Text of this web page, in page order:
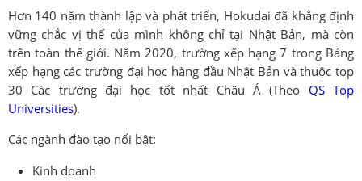
Hơn 140 năm thành lập và phát triển, Hokudai đã khẳng định
vững chắc vị thế của mình không chỉ tại Nhật Bản, mà còn
trên toàn thế giới. Năm 2020, trường xếp hạng 7 trong Bảng
xếp hạng các trường đại học hàng đầu Nhật Bản và thuộc top
30 Các trường đại học tốt nhất Châu Á (Theo QS Top
Universities).
Các ngành đào tạo nổi bật:
Kinh doanh